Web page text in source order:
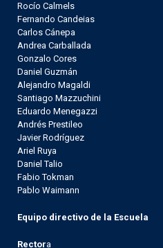
Rocío Calmels
Fernando Candeias
Carlos Cánepa
Andrea Carballada
Gonzalo Cores
Daniel Guzmán
Alejandro Magaldi
Santiago Mazzuchini
Eduardo Menegazzi
Andrés Prestileo
Javier Rodríguez
Ariel Ruya
Daniel Talio
Fabio Tokman
Pablo Waimann
Equipo directivo de la Escuela
Rectora